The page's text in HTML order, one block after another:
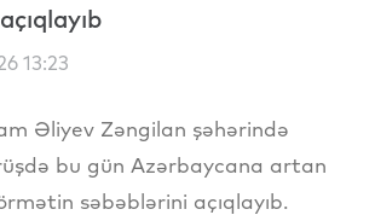
13:23
Əliyev Zəngilan şəhərində
bu gün Azərbaycana artan
səbəblərini açıqlayıb.